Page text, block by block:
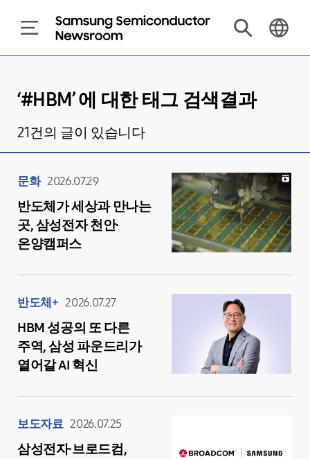
‘#HBM’ 에 대한 태그 검색결과
21건의 글이 있습니다
문화 2026.07.29
반도체가 세상과 만나는
곳, 삼성전자 천안·
온양캠퍼스
반도체+ 2026.07.27
HBM 성공의 또 다른
주역, 삼성 파운드리가
열어갈 AI 혁신
보도자료 2026.07.25
삼성전자·브로드컴,